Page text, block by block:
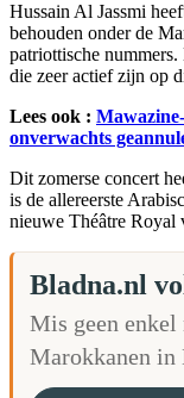
Hussain Al Jassmi
behouden onder de
patriottische
die zeer actief zijn op
Lees ook :
onverwachts
Dit zomerse concert
is de allereerste
nieuwe Théâtre Royal
Bladna.nl
Mis geen
Marokkanen in